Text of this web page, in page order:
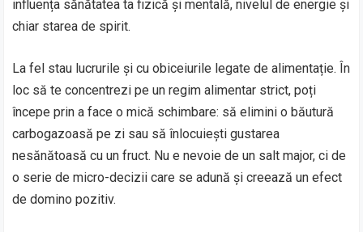
influența sănătatea ta fizică și mentală, nivelul de energie și
chiar starea de spirit.
La fel stau lucrurile și cu obiceiurile legate de alimentație. În
loc să te concentrezi pe un regim alimentar strict, poți
începe prin a face o mică schimbare: să elimini o băutură
carbogazoasă pe zi sau să înlocuiești gustarea
nesănătoasă cu un fruct. Nu e nevoie de un salt major, ci de
o serie de micro-decizii care se adună și creează un efect
de domino pozitiv.